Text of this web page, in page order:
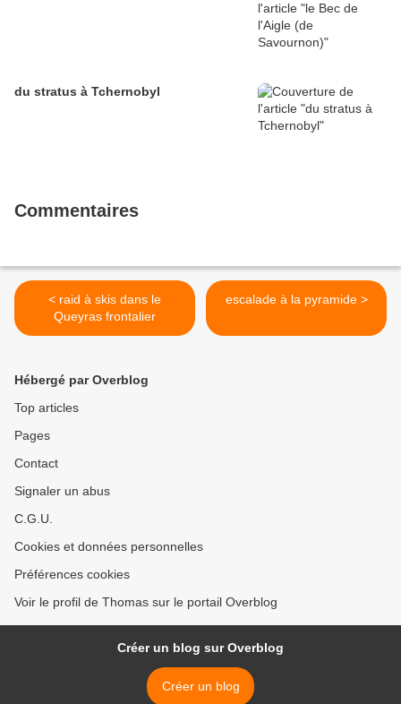
du stratus à Tchernobyl
Commentaires
< raid à skis dans le
Queyras frontalier
escalade à la pyramide >
Hébergé par Overblog
Top articles
Pages
Contact
Signaler un abus
C.G.U.
Cookies et données personnelles
Préférences cookies
Voir le profil de Thomas sur le portail Overblog
Créer un blog sur Overblog
Créer un blog